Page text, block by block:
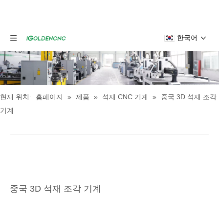
한국어
현재 위치: 홈페이지 » 제품 » 석재 CNC 기계 »
중국 3D 석재 조각
기계
중국 3D 석재 조각 기계